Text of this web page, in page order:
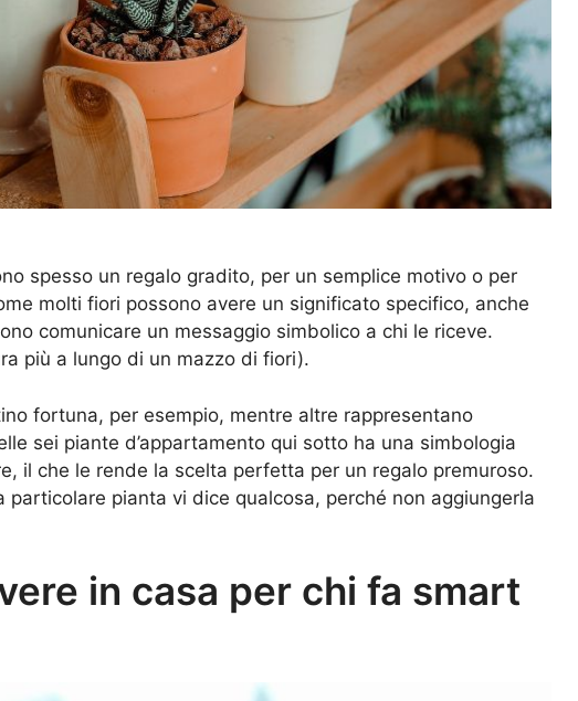
spesso un regalo gradito, per un semplice motivo o per
molti fiori possono avere un significato specifico, anche
comunicare un messaggio simbolico a chi le riceve.
più a lungo di un mazzo di fiori).
fortuna, per esempio, mentre altre rappresentano
sei piante d’appartamento qui sotto ha una simbologia
il che le rende la scelta perfetta per un regalo premuroso.
particolare pianta vi dice qualcosa, perché non aggiungerla
in casa per chi fa smart